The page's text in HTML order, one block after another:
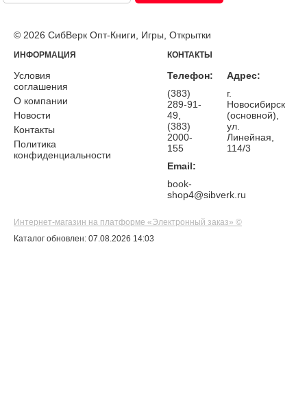
© 2026 СибВерк Опт-Книги, Игры, Открытки
ИНФОРМАЦИЯ
Условия
соглашения
О компании
Новости
Контакты
Политика
конфиденциальности
КОНТАКТЫ
Телефон:
(383)
289-91-
49,
(383)
2000-
155
Email:
book-
shop4@sibverk.ru
Адрес:
г.
Новосибирск
(основной),
ул.
Линейная,
114/3
Интернет-магазин на платформе «Электронный заказ» ©
Каталог обновлен: 07.08.2026 14:03